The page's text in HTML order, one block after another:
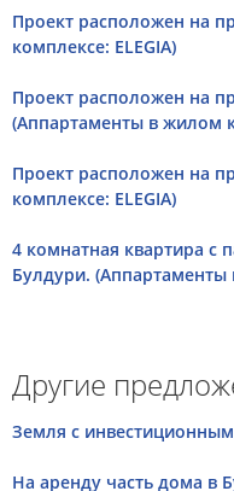
Проект расположен на
комплексе: ELEGIA)
Проект расположен на
(Аппартаменты в жилом
Проект расположен на
комплексе: ELEGIA)
4 комнатная квартира
Булдури. (Аппартаменты
Другие
Земля с
На аренду часть дома в